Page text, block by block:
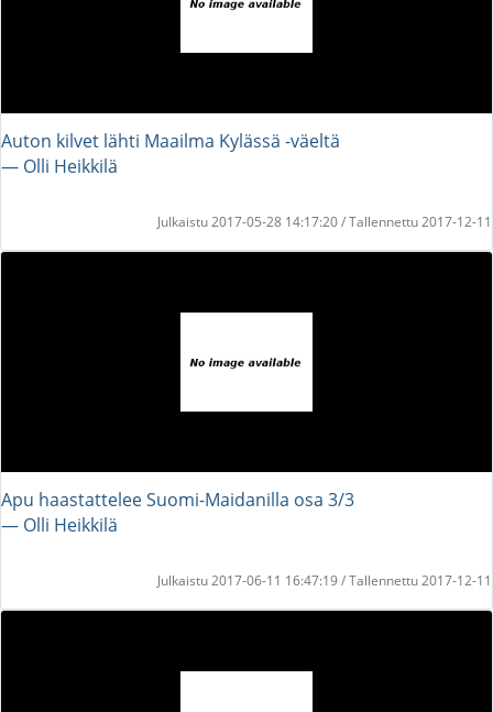
Auton kilvet lähti Maailma Kylässä -väeltä
― Olli Heikkilä
Julkaistu 2017-05-28 14:17:20 / Tallennettu 2017-12-11
Apu haastattelee Suomi-Maidanilla osa 3/3
― Olli Heikkilä
Julkaistu 2017-06-11 16:47:19 / Tallennettu 2017-12-11